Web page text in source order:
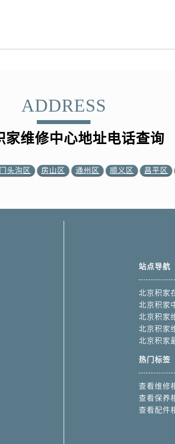
ADDRESS
家维修中心地址电话查询
门头沟区 房山区 通州区 顺义区 昌平区
站点导航
北京积家
北京积家
北京积家
北京积家
北京积家
热门标签
查看维修
查看保养
查看配件